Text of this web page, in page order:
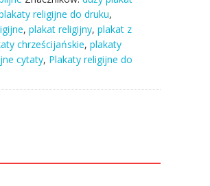
religijne do druku,
, plakat religijny, plakat z
chrześcijańskie, plakaty
cytaty, Plakaty religijne do